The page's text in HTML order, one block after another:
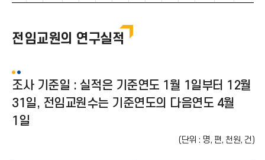
전임교원의 연구실적
조사 기준일 : 실적은 기준연도 1월 1일부터 12월
31일, 전임교원수는 기준연도의 다음연도 4월
1일
(단위 : 명, 편, 천원, 건)